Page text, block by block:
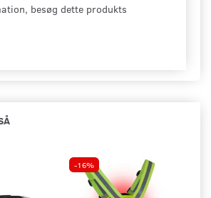
besøg dette produkts
-16%